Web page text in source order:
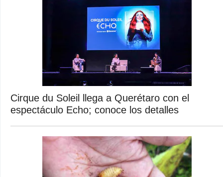
Cirque du Soleil llega a Querétaro con el
espectáculo Echo; conoce los detalles